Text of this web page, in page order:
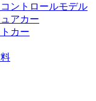
ントロールモデル
アカー
カー